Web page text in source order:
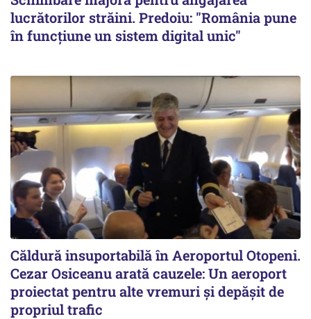
lucrătorilor străini. Predoiu: "România pune
în funcțiune un sistem digital unic"
Căldură insuportabilă în Aeroportul Otopeni.
Cezar Osiceanu arată cauzele: Un aeroport
proiectat pentru alte vremuri și depășit de
propriul trafic